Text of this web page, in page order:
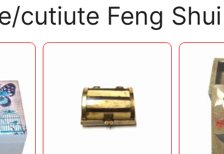
cutiute Feng Shui